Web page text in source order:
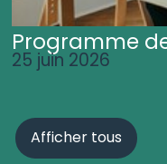
Programme
25 juin 2026
Afficher tous